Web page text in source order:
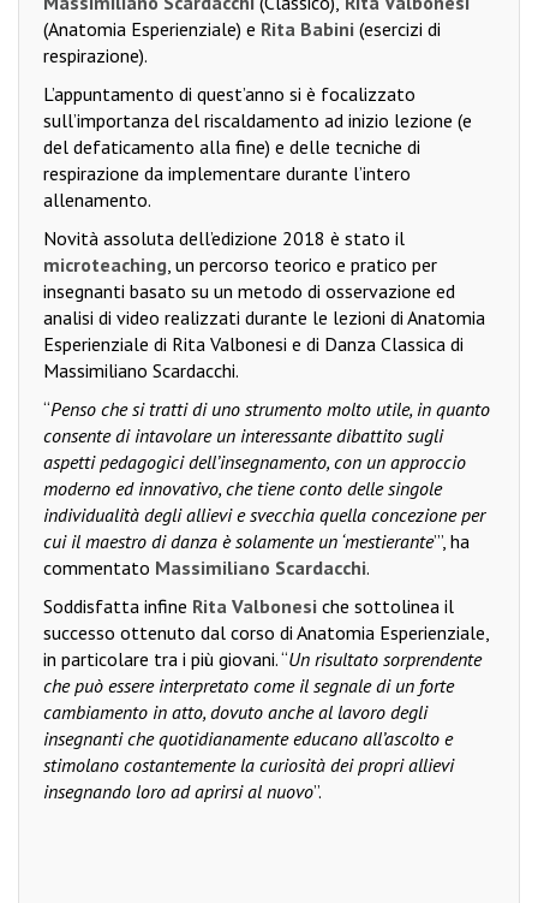
(Anatomia Esperienziale) e Rita Babini (esercizi di
respirazione).
L’appuntamento di quest’anno si è focalizzato
sull’importanza del riscaldamento ad inizio lezione (e
del defaticamento alla fine) e delle tecniche di
respirazione da implementare durante l’intero
allenamento.
Novità assoluta dell’edizione 2018 è stato il
microteaching , un percorso teorico e pratico per
insegnanti basato su un metodo di osservazione ed
analisi di video realizzati durante le lezioni di Anatomia
Esperienziale di Rita Valbonesi e di Danza Classica di
Massimiliano Scardacchi.
“Penso che si tratti di uno strumento molto utile, in quanto
consente di intavolare un interessante dibattito sugli
aspetti pedagogici dell’insegnamento, con un approccio
moderno ed innovativo, che tiene conto delle singole
individualità degli allievi e svecchia quella concezione per
cui il maestro di danza è solamente un ‘mestierante’”, ha
commentato Massimiliano Scardacchi.
Soddisfatta infine Rita Valbonesi che sottolinea il
successo ottenuto dal corso di Anatomia Esperienziale,
in particolare tra i più giovani. “Un risultato sorprendente
che può essere interpretato come il segnale di un forte
cambiamento in atto, dovuto anche al lavoro degli
insegnanti che quotidianamente educano all’ascolto e
stimolano costantemente la curiosità dei propri allievi
insegnando loro ad aprirsi al nuovo”.